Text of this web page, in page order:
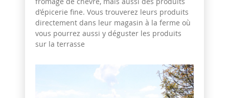
d’épicerie fine. Vous trouverez leurs produits
directement dans leur magasin à la ferme où
vous pourrez aussi y déguster les produits
sur la terrasse